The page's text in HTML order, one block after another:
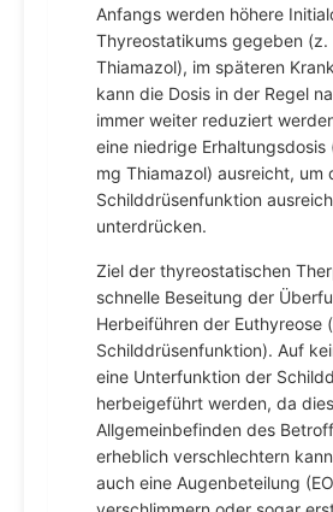
Anfangs werden höhere
Thyreostatikums gegeben
Thiamazol), im späteren
kann die Dosis in der Regel
immer weiter reduziert
eine niedrige Erhaltungsdosis
mg Thiamazol) ausreicht, um
Schilddrüsenfunktion
unterdrücken.
Ziel der thyreostatischen
schnelle Beseitung der
Herbeiführen der Euthyreose
Schilddrüsenfunktion). Auf
eine Unterfunktion der
herbeigeführt werden, da
Allgemeinbefinden des
erheblich verschlechtern
auch eine Augenbeteilung